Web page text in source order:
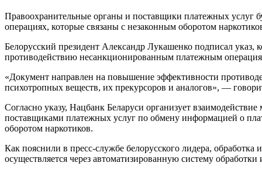
Правоохранительные органы и поставщики платежных услуг
операциях, которые связаны с незаконным оборотом
Белорусский президент Александр Лукашенко подписал указ,
противодействию несанкционированным платежным
«Документ направлен на повышение эффективности
психотропных веществ, их прекурсоров и аналогов», —
Согласно указу, Нацбанк Беларуси организует
поставщиками платежных услуг по обмену информацией о
оборотом наркотиков.
Как пояснили в пресс-службе белорусского лидера,
осуществляется через автоматизированную систему